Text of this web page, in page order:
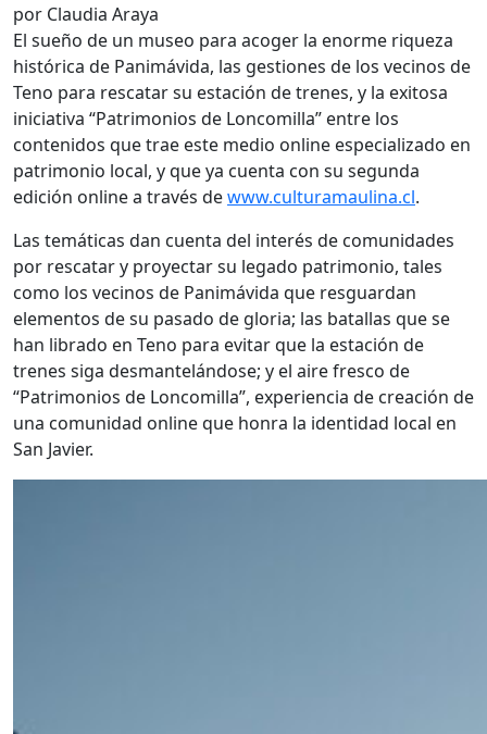
por Claudia Araya
El sueño de un museo para acoger la enorme riqueza
histórica de Panimávida, las gestiones de los vecinos de
Teno para rescatar su estación de trenes, y la exitosa
iniciativa “Patrimonios de Loncomilla” entre los
contenidos que trae este medio online especializado en
patrimonio local, y que ya cuenta con su segunda
edición online a través dewww.culturamaulina.cl.
Las temáticas dan cuenta del interés de comunidades
por rescatar y proyectar su legado patrimonio, tales
como los vecinos de Panimávida que resguardan
elementos de su pasado de gloria; las batallas que se
han librado en Teno para evitar que la estación de
trenes siga desmantelándose; y el aire fresco de
“Patrimonios de Loncomilla”, experiencia de creación de
una comunidad online que honra la identidad local en
San Javier.